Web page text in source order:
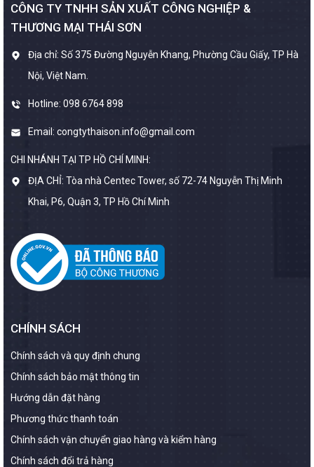
CÔNG TY TNHH SẢN XUẤT CÔNG NGHIỆP &
THƯƠNG MẠI THÁI SƠN
Địa chỉ: Số 375 Đường Nguyễn Khang, Phường Cầu Giấy, TP Hà
Nội, Việt Nam.
Hotline: 098 6764 898
Email: congtythaison.info@gmail.com
CHI NHÁNH TẠI TP HỒ CHÍ MINH:
ĐỊA CHỈ: Tòa nhà Centec Tower, số 72-74 Nguyễn Thị Minh
Khai, P6, Quận 3, TP Hồ Chí Minh
CHÍNH SÁCH
Chính sách và quy định chung
Chính sách bảo mật thông tin
Hướng dẫn đặt hàng
Phương thức thanh toán
Chính sách vận chuyển giao hàng và kiểm hàng
Chính sách đổi trả hàng